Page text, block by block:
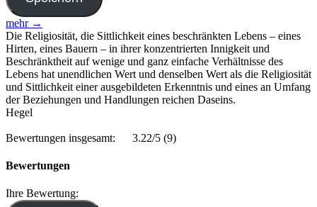
mehr →
Die Religiosität, die Sittlichkeit eines beschränkten Lebens – eines
Hirten, eines Bauern – in ihrer konzentrierten Innigkeit und
Beschränktheit auf wenige und ganz einfache Verhältnisse des
Lebens hat unendlichen Wert und denselben Wert als die Religiosität
und Sittlichkeit einer ausgebildeten Erkenntnis und eines an Umfang
der Beziehungen und Handlungen reichen Daseins.
Hegel
Bewertungen insgesamt: 3.22/5 (9)
Bewertungen
Ihre Bewertung: